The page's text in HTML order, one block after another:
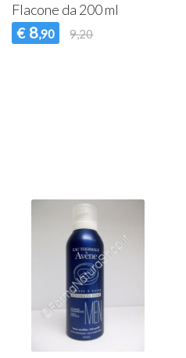
Flacone da 200 ml
€ 8,90 9,20